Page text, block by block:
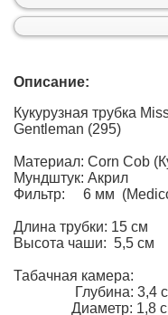
Описание:
Кукурузная трубка
Gentleman (295)
Материал: Corn Cob
Мундштук: Акрил
Фильтр: 6 мм
Длина трубки: 15 см
Высота чаши: 5,5 см
Табачная камера:
Глубина: 3,4
Диаметр: 1,8